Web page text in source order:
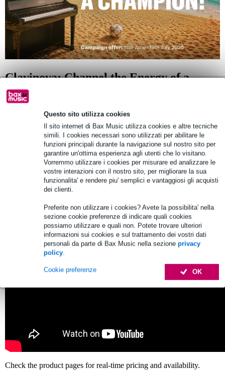
Questo sito utilizza cookies
Il sito internet di Bax Music utilizza cookies e altre tecniche
simili. I cookies necessari sono utilizzati per abilitare le
funzioni principali durante la navigazione sul nostro sito per
garantire un'ottima esperienza agli utenti che lo visitano.
Vorremmo utilizzare i cookies per misurare ed analizzare le
vostre interazioni con il nostro sito, per migliorare la sua
funzionalita' e rendere piu' semplici e vantaggiosi gli acquisti
dei clienti.
Preferite non utilizzare i cookies? Avete la possibilita' nella
sezione cookie preferenze di indicare quali cookies
possiamo utilizzare e quali non. Potete trovare ulteriori
informazioni sui cookies e sul trattamento dei vostri dati
personali da parte di Bax Music nella sezione privacy
policy.
OK
Cookie preferenze
Clavinova: Channel the Energy of a
Champion
This summer is all about the perfect match between music and
sport. DuringYamaha’s Play Like a Champion campaign, you can
enjoy discounts of up to €200 on selected Clavinova digital pianos.
From 11th June to 19th July 2026, capture the thrill of the World
Cup in your own living room, courtesy of the Clavinova series'
majestic sound, authentic touch, and inspiring features. It’s the
ultimate choice for anyone looking to play with the passion and
drive of a true champion.
Check the product pages for real-time pricing and availability.